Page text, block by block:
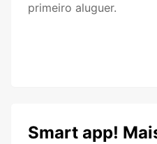
primeiro aluguer.
Smart app!